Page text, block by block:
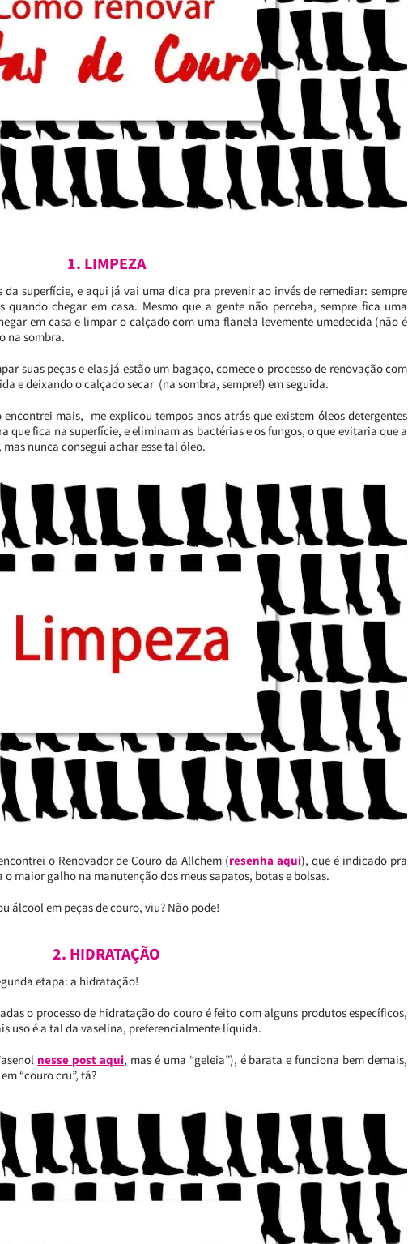
1. LIMPEZA
da superfície, e aqui já vai uma dica pra prevenir ao invés de remediar: sempre
quando chegar em casa. Mesmo que a gente não perceba, sempre fica uma
em casa e limpar o calçado com uma flanela levemente umedecida (não é
na sombra.
suas peças e elas já estão um bagaço, comece o processo de renovação com
e deixando o calçado secar (na sombra, sempre!) em seguida.
mais, me explicou tempos anos atrás que existem óleos detergentes
que fica na superfície, e eliminam as bactérias e os fungos, o que evitaria que a
nunca consegui achar esse tal óleo.
o Renovador de Couro da Allchem (resenha aqui), que é indicado pra
maior galho na manutenção dos meus sapatos, botas e bolsas.
álcool em peças de couro, viu? Não pode!
2. HIDRATAÇÃO
etapa: a hidratação!
o processo de hidratação do couro é feito com alguns produtos específicos,
uso é a tal da vaselina, preferencialmente líquida.
nesse post aqui, mas é uma “geleia”), é barata e funciona bem demais,
“couro cru”, tá?